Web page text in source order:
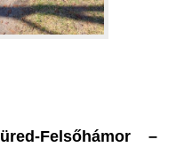
Felsőhámor –